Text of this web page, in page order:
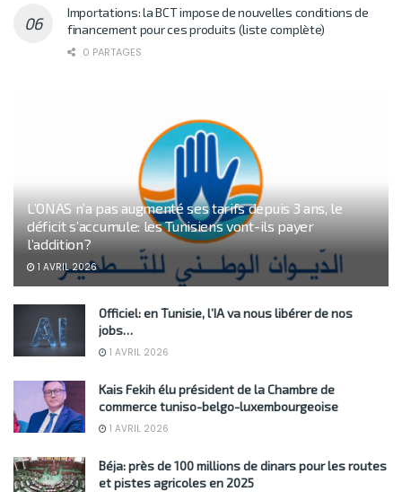
Importations: la BCT impose de nouvelles conditions de
financement pour ces produits (liste complète)
0 PARTAGES
L’ONAS n’a pas augmenté ses tarifs depuis 3 ans, le
déficit s’accumule: les Tunisiens vont-ils payer
l’addition?
1 AVRIL 2026
Officiel: en Tunisie, l’IA va nous libérer de nos
jobs…
1 AVRIL 2026
Kais Fekih élu président de la Chambre de
commerce tuniso-belgo-luxembourgeoise
1 AVRIL 2026
Béja: près de 100 millions de dinars pour les routes
et pistes agricoles en 2025